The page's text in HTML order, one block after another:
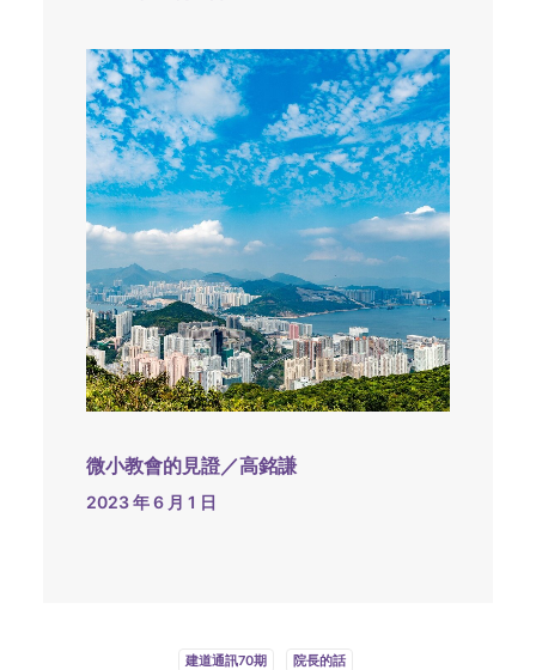
微小教會的見證／高銘謙
2023 年 6 月 1 日
建道通訊70期 院長的話